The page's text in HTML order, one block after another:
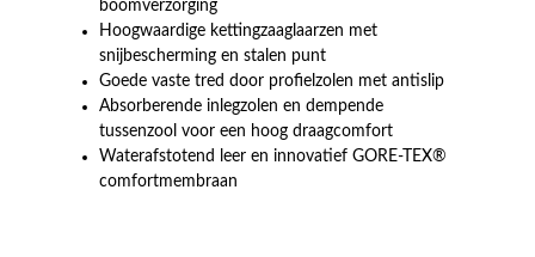
boomverzorging
Hoogwaardige kettingzaaglaarzen met
snijbescherming en stalen punt
Goede vaste tred door profielzolen met antislip
Absorberende inlegzolen en dempende
tussenzool voor een hoog draagcomfort
Waterafstotend leer en innovatief GORE-TEX®
comfortmembraan